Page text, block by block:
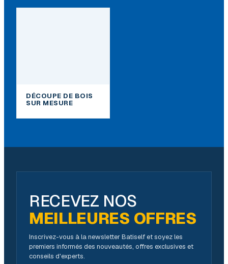
DÉCOUPE DE BOIS
SUR MESURE
RECEVEZ NOS
MEILLEURES OFFRES
Inscrivez-vous à la newsletter Batiself et soyez les
premiers informés des nouveautés, offres exclusives et
conseils d'experts.